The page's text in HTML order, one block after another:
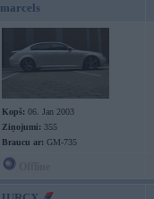
marcels
Kopš: 06. Jan 2003
Ziņojumi: 355
Braucu ar: GM-735